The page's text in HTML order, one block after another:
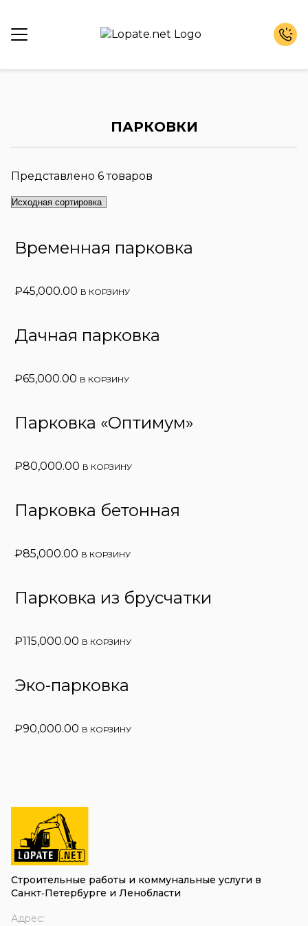
ПАРКОВКИ
Представлено 6 товаров
Временная парковка
₽45,000.00 В КОРЗИНУ
Дачная парковка
₽65,000.00 В КОРЗИНУ
Парковка «Оптимум»
₽80,000.00 В КОРЗИНУ
Парковка бетонная
₽85,000.00 В КОРЗИНУ
Парковка из брусчатки
₽115,000.00 В КОРЗИНУ
Эко-парковка
₽90,000.00 В КОРЗИНУ
Строительные работы и коммунальные услуги в
Санкт‑Петербурге и Ленобласти
Адрес